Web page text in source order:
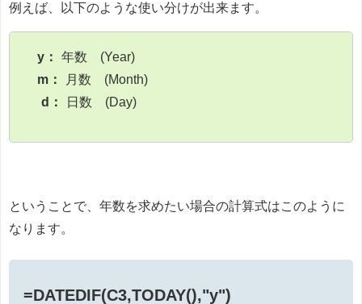
例えば、以下のような使い分けが出来ます。
y：
年数 (Year)
m：
月数 (Month)
d：
日数 (Day)
ということで、年数を求めたい場合の計算式はこのように
なります。
=DATEDIF(C3,TODAY(),"y")